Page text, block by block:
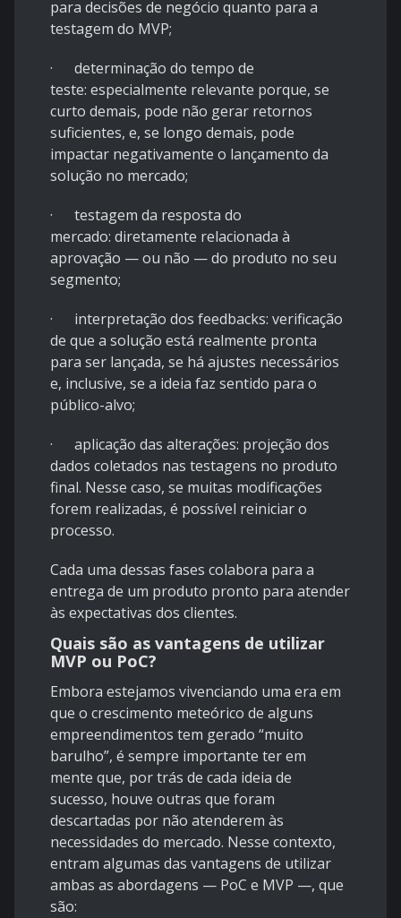
para decisões de negócio quanto para a
testagem do MVP;
· determinação do tempo de
teste: especialmente relevante porque, se
curto demais, pode não gerar retornos
suficientes, e, se longo demais, pode
impactar negativamente o lançamento da
solução no mercado;
· testagem da resposta do
mercado: diretamente relacionada à
aprovação — ou não — do produto no seu
segmento;
· interpretação dos feedbacks: verificação
de que a solução está realmente pronta
para ser lançada, se há ajustes necessários
e, inclusive, se a ideia faz sentido para o
público-alvo;
· aplicação das alterações: projeção dos
dados coletados nas testagens no produto
final. Nesse caso, se muitas modificações
forem realizadas, é possível reiniciar o
processo.
Cada uma dessas fases colabora para a
entrega de um produto pronto para atender
às expectativas dos clientes.
Quais são as vantagens de utilizar
MVP ou PoC?
Embora estejamos vivenciando uma era em
que o crescimento meteórico de alguns
empreendimentos tem gerado “muito
barulho”, é sempre importante ter em
mente que, por trás de cada ideia de
sucesso, houve outras que foram
descartadas por não atenderem às
necessidades do mercado. Nesse contexto,
entram algumas das vantagens de utilizar
ambas as abordagens — PoC e MVP —, que
são: